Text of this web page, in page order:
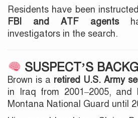
Residents have been
FBI and ATF agents
investigators in the search.
SUSPECT’S
Brown is a retired U.S. Army
in Iraq from 2001–2005,
Montana National Guard until